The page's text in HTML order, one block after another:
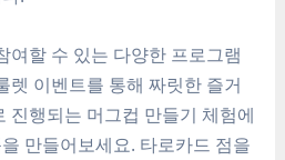
여할 수 있는 다양한 프로그램
렛 이벤트를 통해 짜릿한 즐거
진행되는 머그컵 만들기 체험에
만들어보세요. 타로카드 점을